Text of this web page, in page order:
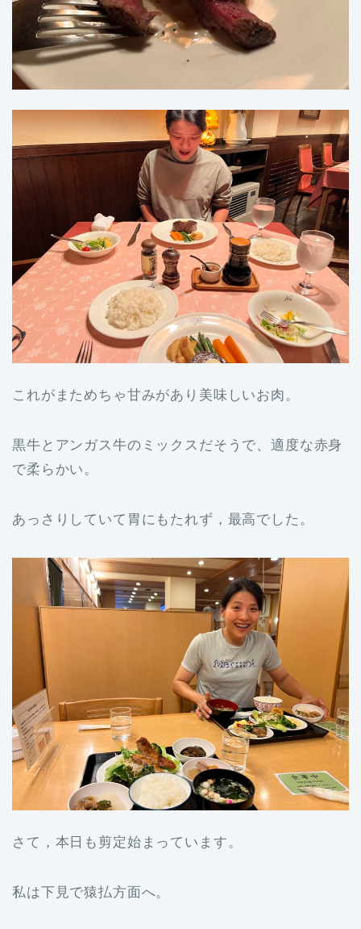
これがまためちゃ甘みがあり美味しいお肉。
黒牛とアンガス牛のミックスだそうで、適度な赤身
で柔らかい。
あっさりしていて胃にもたれず，最高でした。
さて，本日も剪定始まっています。
私は下見で猿払方面へ。